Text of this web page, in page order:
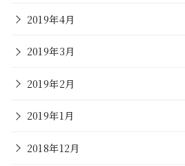
2019年4月
2019年3月
2019年2月
2019年1月
2018年12月